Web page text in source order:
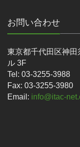
お問い合わせ
東京都千代田区神
ル 3F
Tel: 03-3255-3988
Fax: 03-3255-3980
Email: info@itac-